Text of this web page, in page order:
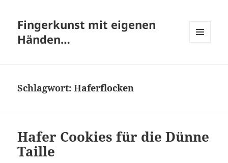
Fingerkunst mit eigenen
Händen…
Schlagwort:Haferflocken
Hafer Cookies für die Dünne
Taille